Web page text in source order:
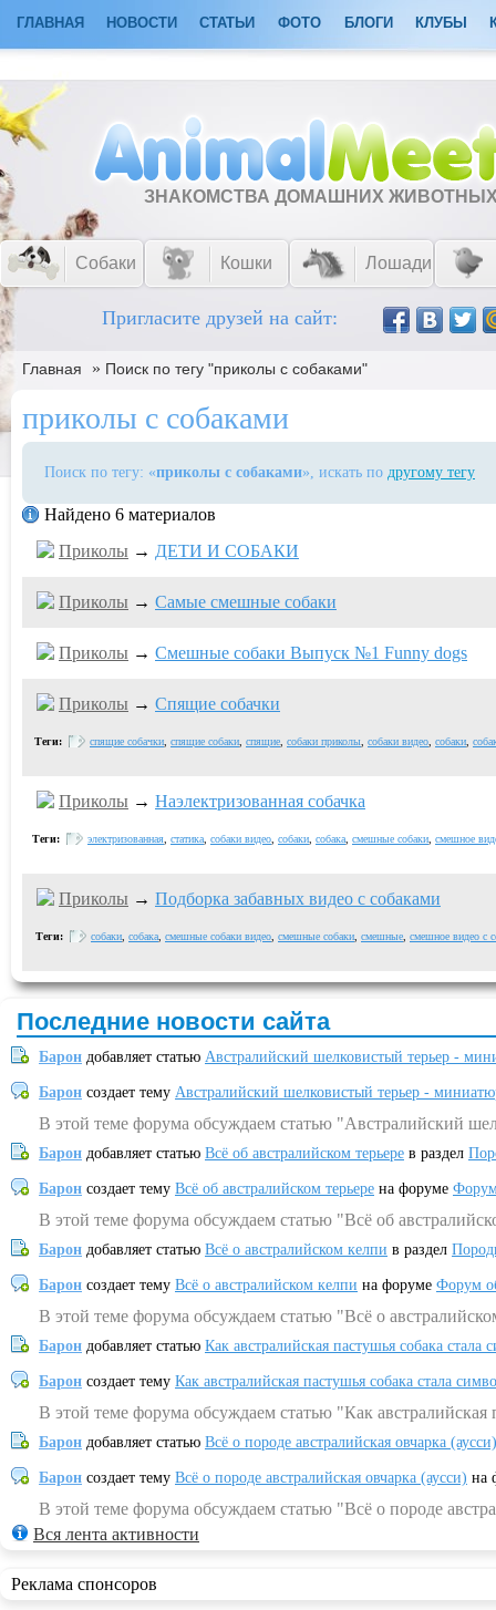
ГЛАВНАЯ НОВОСТИ СТАТЬИ ФОТО БЛОГИ КЛУБЫ
ЗНАКОМСТВА ДОМАШНИХ
Собаки Кошки Лошади
Пригласите друзей на сайт:
Главная » Поиск по тегу "приколы с собаками"
приколы с собаками
Поиск по тегу: «приколы с собаками», искать по другому тегу
Найдено 6 материалов
Приколы → ДЕТИ И СОБАКИ
Приколы → Самые смешные собаки
Приколы → Смешные собаки Выпуск №1 Funny dogs
Приколы → Спящие собачки
Теги: спящие собачки спящие собаки спящие собаки приколы собаки видео собаки
Приколы → Наэлектризованная собачка
Теги: электризованная статика собаки видео собаки собака смешные собаки смешное
Приколы → Подборка забавных видео с собаками
Теги: собаки собака смешные собаки видео смешные собаки смешные смешное видео с
Последние новости сайта
Барон добавляет статью Австралийский шелковистый терьер -
Барон создает тему Австралийский шелковистый терьер -
В этой теме форума обсуждаем статью "Австралийский
Барон добавляет статью Всё об австралийском терьере в раздел
Барон создает тему Всё об австралийском терьере на форуме
В этой теме форума обсуждаем статью "Всё об
Барон добавляет статью Всё о австралийском келпи в раздел
Барон создает тему Всё о австралийском келпи на форуме Форум
В этой теме форума обсуждаем статью "Всё о
Барон добавляет статью Как австралийская пастушья собака
Барон создает тему Как австралийская пастушья собака стала
В этой теме форума обсуждаем статью "Как
Барон добавляет статью Всё о породе австралийская овчарка (аусси)
Барон создает тему Всё о породе австралийская овчарка (аусси) на
В этой теме форума обсуждаем статью "Всё о породе
Вся лента активности
Реклама спонсоров